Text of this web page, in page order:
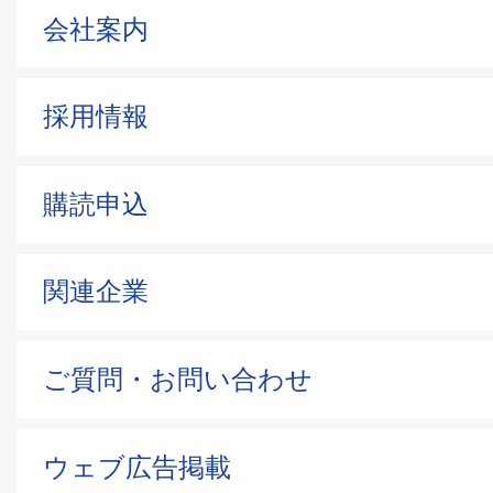
会社案内
採用情報
購読申込
関連企業
ご質問・お問い合わせ
ウェブ広告掲載